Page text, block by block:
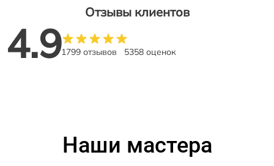
Отзывы клиентов
4.91799 отзывов 5358 оценок
Наши мастера